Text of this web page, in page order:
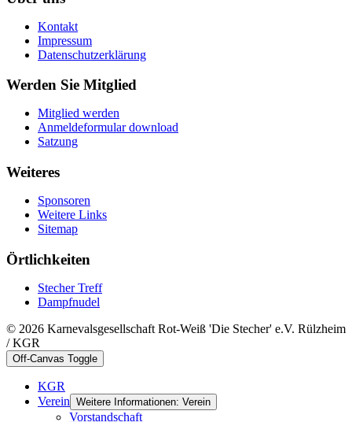
Kontakt
Impressum
Datenschutzerklärung
Werden Sie Mitglied
Mitglied werden
Anmeldeformular download
Satzung
Weiteres
Sponsoren
Weitere Links
Sitemap
Örtlichkeiten
Stecher Treff
Dampfnudel
© 2026 Karnevalsgesellschaft Rot-Weiß 'Die Stecher' e.V. Rülzheim
/ KGR
Off-Canvas Toggle
KGR
Verein Weitere Informationen: Verein
Vorstandschaft